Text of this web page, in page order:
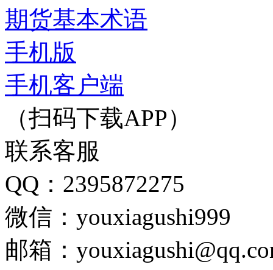
期货基本术语
手机版
手机客户端
（扫码下载APP）
联系客服
QQ：2395872275
微信：youxiagushi999
邮箱：